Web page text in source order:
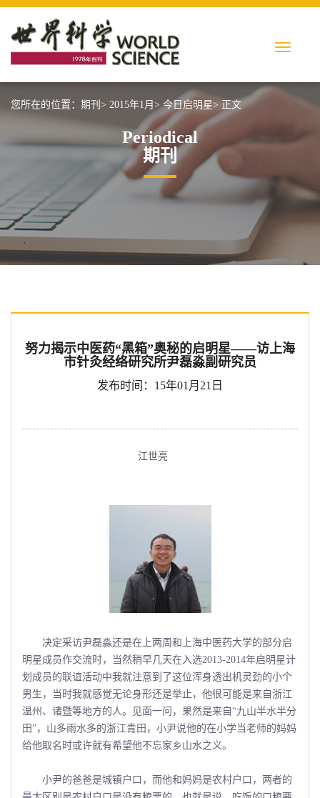
您所在的位置： 期刊> 2015年1月> 今日启明星> 正文
Periodical
期刊
努力揭示中医药“黑箱”奥秘的启明星——访上海
市针灸经络研究所尹磊淼副研究员
发布时间：15年01月21日
江世亮
决定采访尹磊淼还是在上两周和上海中医药大学的部分启
明星成员作交流时，当然稍早几天在入选2013-2014年启明星计
划成员的联谊活动中我就注意到了这位浑身透出机灵劲的小个
男生，当时我就感觉无论身形还是举止，他很可能是来自浙江
温州、诸暨等地方的人。见面一问，果然是来自“九山半水半分
田”，山多雨水多的浙江青田，小尹说他的在小学当老师的妈妈
给他取名时或许就有希望他不忘家乡山水之义。
小尹的爸爸是城镇户口，而他和妈妈是农村户口，两者的